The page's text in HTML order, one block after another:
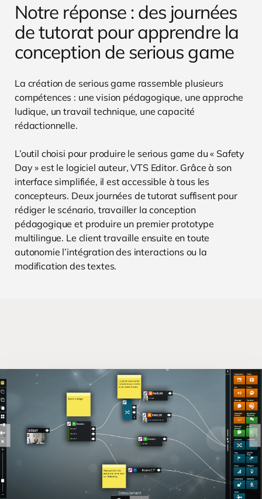
Notre réponse : des journées
de tutorat pour apprendre la
conception de serious game
La création de serious game rassemble plusieurs
compétences : une vision pédagogique, une approche
ludique, un travail technique, une capacité
rédactionnelle.
L’outil choisi pour produire le serious game du « Safety
Day » est le logiciel auteur, VTS Editor. Grâce à son
interface simplifiée, il est accessible à tous les
concepteurs. Deux journées de tutorat suffisent pour
rédiger le scénario, travailler la conception
pédagogique et produire un premier prototype
multilingue. Le client travaille ensuite en toute
autonomie l’intégration des interactions ou la
modification des textes.